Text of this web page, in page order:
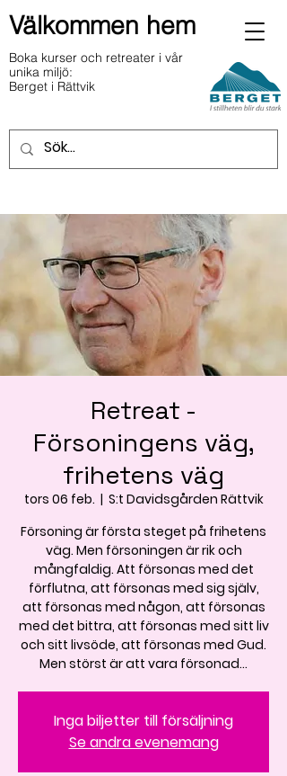
Välkommen hem
Boka kurser och retreater i vår
unika miljö:
Berget i Rättvik
Retreat -
Försoningens väg,
frihetens väg
tors 06 feb.
  |
S:t Davidsgården Rättvik
Försoning är första steget på frihetens
väg. Men försoningen är rik och
mångfaldig. Att försonas med det
förflutna, att försonas med sig själv,
att försonas med någon, att försonas
med det bittra, att försonas med sitt liv
och sitt livsöde, att försonas med Gud.
Men störst är att vara försonad...
Inga biljetter till försäljning
Se andra evenemang